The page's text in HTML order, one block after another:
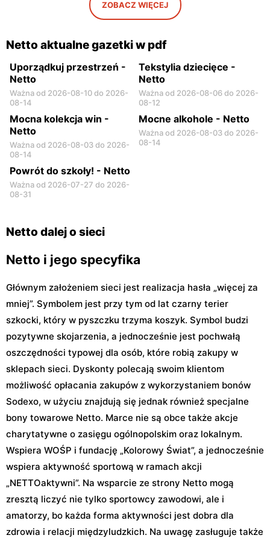
6
14
ZOBACZ WIĘCEJ
Netto aktualne gazetki w pdf
Uporządkuj przestrzeń -
Netto
Ważna od 2026-08-10 do 2026-
08-14
Tekstylia dziecięce -
Netto
Ważna od 2026-08-06 do 2026-
08-12
Mocna kolekcja win -
Netto
Ważna od 2026-08-03 do 2026-
08-14
Mocne alkohole - Netto
Ważna od 2026-08-03 do 2026-
08-14
Powrót do szkoły! - Netto
Ważna od 2026-07-27 do 2026-
08-31
Netto dalej o sieci
Netto i jego specyfika
Głównym założeniem sieci jest realizacja hasła „więcej za
mniej”. Symbolem jest przy tym od lat czarny terier
szkocki, który w pyszczku trzyma koszyk. Symbol budzi
pozytywne skojarzenia, a jednocześnie jest pochwałą
oszczędności typowej dla osób, które robią zakupy w
sklepach sieci. Dyskonty polecają swoim klientom
możliwość opłacania zakupów z wykorzystaniem bonów
Sodexo, w użyciu znajdują się jednak również specjalne
bony towarowe Netto. Marce nie są obce także akcje
charytatywne o zasięgu ogólnopolskim oraz lokalnym.
Wspiera WOŚP i fundację „Kolorowy Świat”, a jednocześnie
wspiera aktywność sportową w ramach akcji
„NETTOaktywni”. Na wsparcie ze strony Netto mogą
zresztą liczyć nie tylko sportowcy zawodowi, ale i
amatorzy, bo każda forma aktywności jest dobra dla
zdrowia i relacji międzyludzkich. Na uwagę zasługuje także